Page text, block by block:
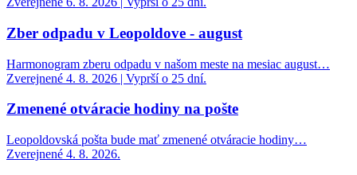
Zber odpadu v Leopoldove - august
Harmonogram zberu odpadu v našom meste na mesiac august…
Zverejnené 4. 8. 2026 | Vyprší o 25 dní.
Zmenené otváracie hodiny na pošte
Leopoldovská pošta bude mať zmenené otváracie hodiny…
Zverejnené 4. 8. 2026.